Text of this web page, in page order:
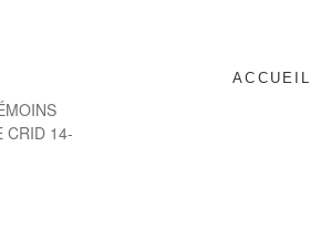
CRID 14-
ACCUEIL